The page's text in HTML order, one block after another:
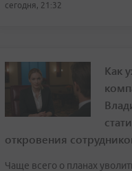
сегодня, 21:32
Как
откровения
Чаще всего о планах